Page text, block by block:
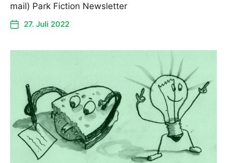
mail) Park Fiction Newsletter
27. Juli 2022